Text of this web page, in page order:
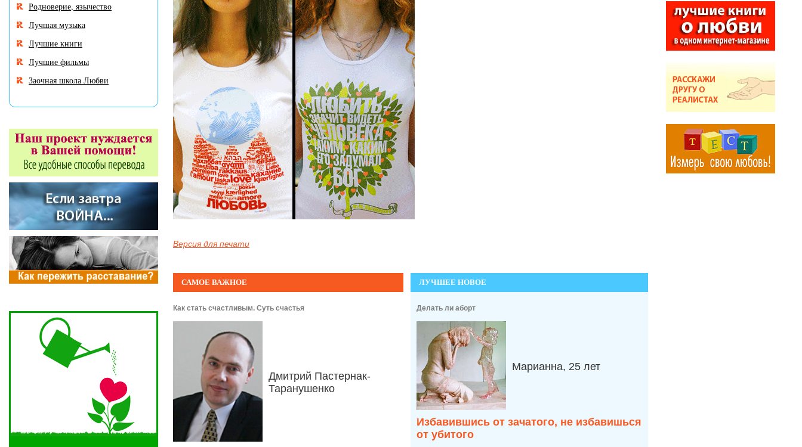
Версия для печати
САМОЕ ВАЖНОЕ
Как стать счастливым. Суть счастья
Дмитрий Пастернак-
Таранушенко
ЛУЧШЕЕ НОВОЕ
Делать ли аборт
Марианна, 25 лет
Избавившись от зачатого, не избавишься
от убитого
Родноверие, язычество
Лучшая музыка
Лучшие книги
Лучшие фильмы
Заочная школа Любви